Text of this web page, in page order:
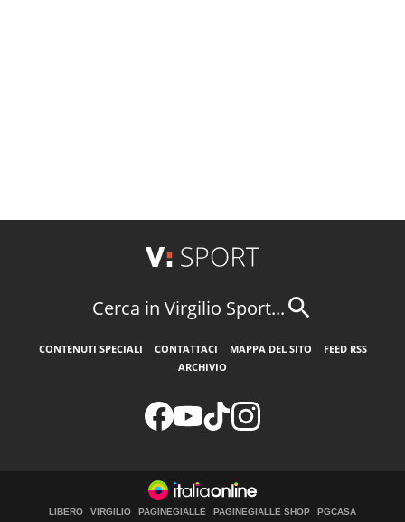
Cerca in Virgilio Sport...
CONTENUTI SPECIALI CONTATTACI MAPPA DEL SITO
FEED RSS
ARCHIVIO
LIBERO VIRGILIO PAGINEGIALLE PAGINEGIALLE SHOP PGCASA